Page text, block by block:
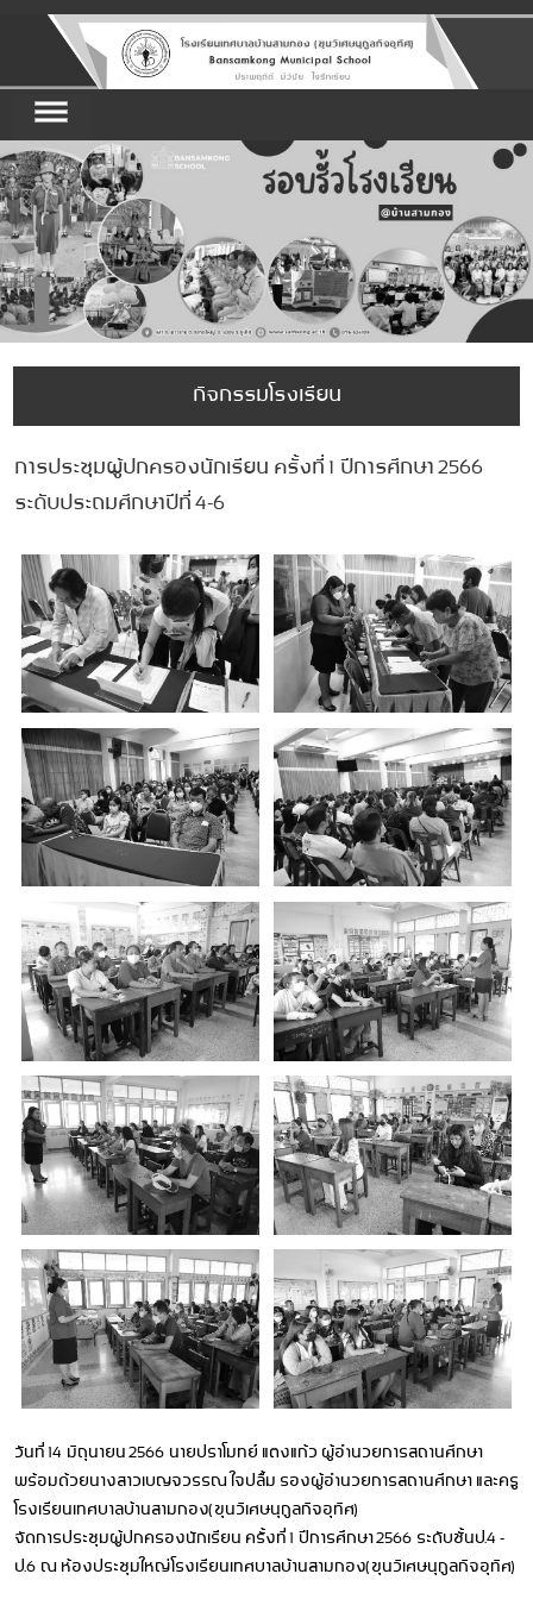
กิจกรรมโรงเรียน
การประชุมผู้ปกครองนักเรียน ครั้งที่ 1 ปีการศึกษา 2566
ระดับประถมศึกษาปีที่ 4-6
วันที่ 14 มิถุนายน 2566 นายปราโมทย์ แตงแก้ว ผู้อำนวยการสถานศึกษา
พร้อมด้วยนางสาวเบญจวรรณ ใจปลื้ม รองผู้อำนวยการสถานศึกษา และครู
โรงเรียนเทศบาลบ้านสามกอง(ขุนวิเศษนุกูลกิจอุทิศ)
จัดการประชุมผู้ปกครองนักเรียน ครั้งที่ 1 ปีการศึกษา 2566 ระดับชั้นป.4 -
ป.6 ณ ห้องประชุมใหญ่โรงเรียนเทศบาลบ้านสามกอง(ขุนวิเศษนุกูลกิจอุทิศ)